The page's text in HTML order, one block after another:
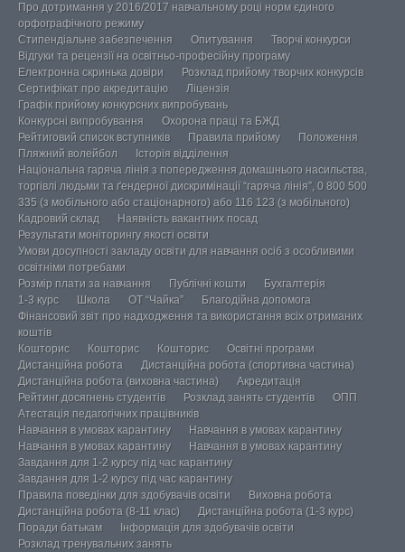
Про дотримання у 2016/2017 навчальному році норм єдиного
орфографічного режиму
Стипендіальне забезпечення
Опитування
Творчі конкурси
Відгуки та рецензії на освітньо-професійну програму
Електронна скринька довіри
Розклад прийому творчих конкурсів
Сертифікат про акредитацію
Ліцензія
Графік прийому конкурсних випробувань
Конкурсні випробування
Охорона праці та БЖД
Рейтиговий список вступників
Правила прийому
Положення
Пляжний волейбол
Історія відділення
Національна гаряча лінія з попередження домашнього насильства,
торгівлі людьми та ґендерної дискримінації “гаряча лінія”, 0 800 500
335 (з мобільного або стаціонарного) або 116 123 (з мобільного)
Кадровий склад
Наявність вакантних посад
Результати моніторингу якості освіти
Умови досупності закладу освіти для навчання осіб з особливими
освітніми потребами
Розмір плати за навчання
Публічні кошти
Бухгалтерія
1-3 курс
Школа ОТ “Чайка”
Благодійна допомога
Фінансовий звіт про надходження та використання всіх отриманих
коштів
Кошторис
Кошторис Кошторис
Освітні програми
Дистанційна робота
Дистанційна робота (спортивна частина)
Дистанційна робота (виховна частина)
Акредитація
Рейтинг досягнень студентів
Розклад занять студентів
ОПП
Атестація педагогічних працівників
Навчання в умовах карантину
Навчання в умовах карантину
Навчання в умовах карантину
Навчання в умовах карантину
Завдання для 1-2 курсу під час карантину
Завдання для 1-2 курсу під час карантину
Правила поведінки для здобувачів освіти
Виховна робота
Дистанційна робота (8-11 клас)
Дистанційна робота (1-3 курс)
Поради батькам
Інформація для здобувачів освіти
Розклад тренувальних занять